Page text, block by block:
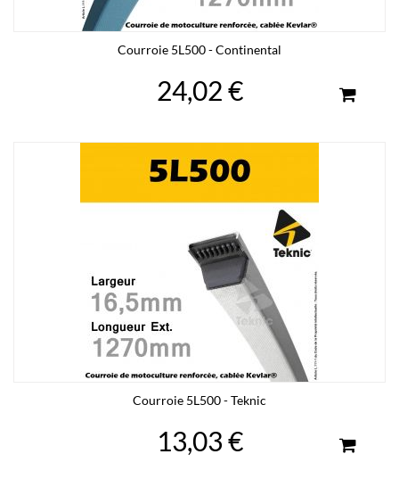
Courroie 5L500 - Continental
24,02 €
Courroie 5L500 - Teknic
13,03 €